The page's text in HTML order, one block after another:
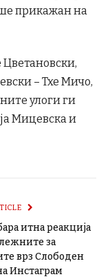
прикажан на
Цветановски,
– Тхе Мичо,
улоги ги
Мицевска и
итна реакција
за
врз Слободен
Инстаграм